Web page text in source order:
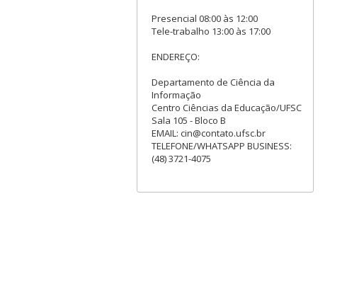
Presencial 08:00 às 12:00
Tele-trabalho 13:00 às 17:00
ENDEREÇO:
Departamento de Ciência da
Informação
Centro Ciências da Educação/UFSC
Sala 105 - Bloco B
EMAIL: cin@contato.ufsc.br
TELEFONE/WHATSAPP BUSINESS:
(48) 3721-4075